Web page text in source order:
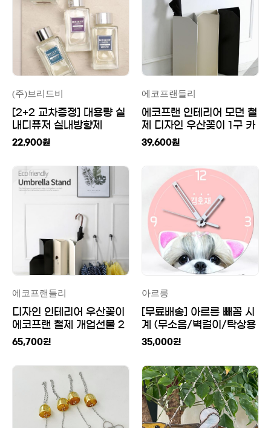
(주)브리드비
[2+2 교차증정] 대용량 실
내디퓨저 실내방향제
200ml 2개입
22,900원
에코프랜들리
에코프랜 인테리어 모던 철
제 디자인 우산꽂이 1구 카
페 집들이선물
39,600원
에코프랜들리
디자인 인테리어 우산꽂이
에코프랜 철제 개업선물 2
구
65,700원
아르릉
[무료배송] 아르릉 빼꼼 시
계 (무소음/벽걸이/탁상용
시계/포토/사진/기념/선
35,000원